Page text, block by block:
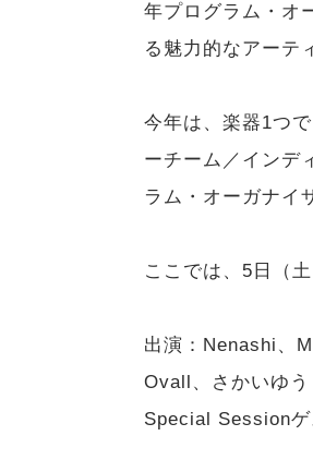
年プログラム・オ
る魅力的なアーテ
今年は、楽器1つ
ーチーム／インデ
ラム・オーガナイ
ここでは、5日（
出演：Nenashi、
Ovall、さかいゆう
Special Session